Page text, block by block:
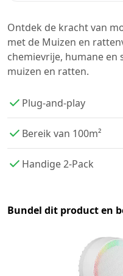
Ontdek de kracht van
met de Muizen en
chemievrije, humane en
muizen en ratten.
Plug-and-play
Bereik van 100m²
Handige 2-Pack
Bundel dit product en